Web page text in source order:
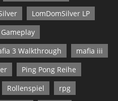
LomDomSilver LP
3 Walkthrough
mafia iii
Ping Pong Reihe
Rollenspiel
rpg